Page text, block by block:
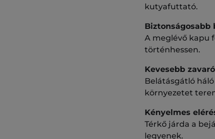
kutyafuttató.
Biztonságosabb
A meglévő kapu
történhessen.
Kevesebb
Belátásgátló
környezetet
Kényelmes
Térkő járda a
legyenek.